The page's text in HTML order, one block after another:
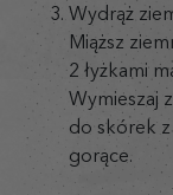
Wydrąż
Miąższ
2 łyżkami
Wymieszaj
do skórek z
gorące.